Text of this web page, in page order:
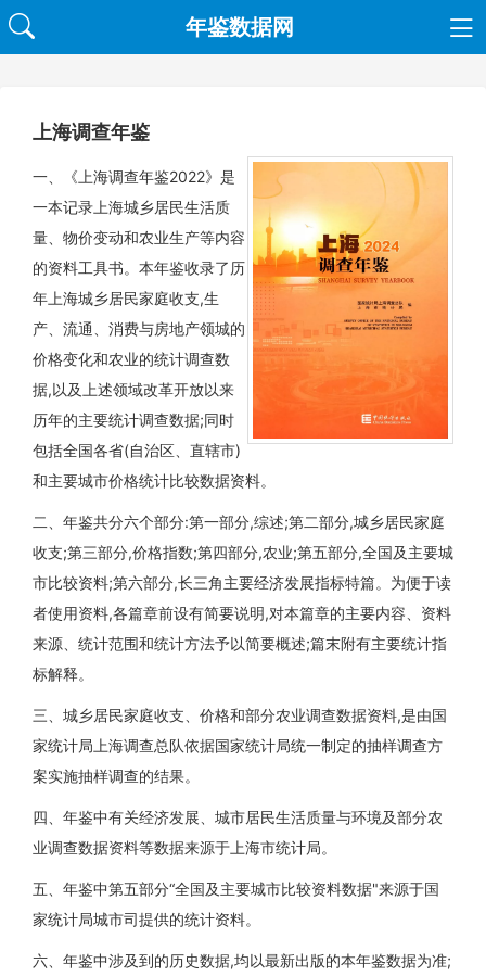
年鉴数据网
上海调查年鉴
一、《上海调查年鉴2022》是
一本记录上海城乡居民生活质
量、物价变动和农业生产等内容
的资料工具书。本年鉴收录了历
年上海城乡居民家庭收支,生
产、流通、消费与房地产领城的
价格变化和农业的统计调查数
据,以及上述领域改革开放以来
历年的主要统计调查数据;同时
包括全国各省(自治区、直辖市)
和主要城市价格统计比较数据资料。
二、年鉴共分六个部分:第一部分,综述;第二部分,城乡居民家庭
收支;第三部分,价格指数;第四部分,农业;第五部分,全国及主要城
市比较资料;第六部分,长三角主要经济发展指标特篇。为便于读
者使用资料,各篇章前设有简要说明,对本篇章的主要内容、资料
来源、统计范围和统计方法予以简要概述;篇末附有主要统计指
标解释。
三、城乡居民家庭收支、价格和部分农业调查数据资料,是由国
家统计局上海调查总队依据国家统计局统一制定的抽样调查方
案实施抽样调查的结果。
四、年鉴中有关经济发展、城市居民生活质量与环境及部分农
业调查数据资料等数据来源于上海市统计局。
五、年鉴中第五部分“全国及主要城市比较资料数据"来源于国
家统计局城市司提供的统计资料。
六、年鉴中涉及到的历史数据,均以最新出版的本年鉴数据为准;